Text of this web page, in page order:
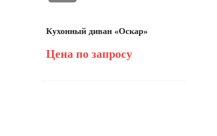
Кухонный диван «Оскар»
Цена по запросу